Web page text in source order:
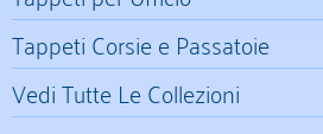
Tappeti Corsie e Passatoie
Vedi Tutte Le Collezioni